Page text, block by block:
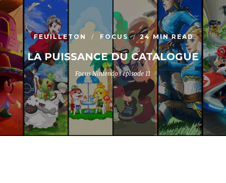
FEUILLETON FOCUS 24 MIN READ
LA PUISSANCE DU CATALOGUE
Focus Nintendo : épisode 11